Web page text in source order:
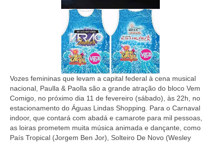
Vozes femininas que levam a capital federal à cena musical
nacional, Paulla & Paolla são a grande atração do bloco Vem
Comigo, no próximo dia 11 de fevereiro (sábado), às 22h, no
estacionamento do Águas Lindas Shopping. Para o Carnaval
indoor, que contará com abadá e camarote para mil pessoas,
as loiras prometem muita música animada e dançante, como
País Tropical (Jorgem Ben Jor), Solteiro De Novo (Wesley